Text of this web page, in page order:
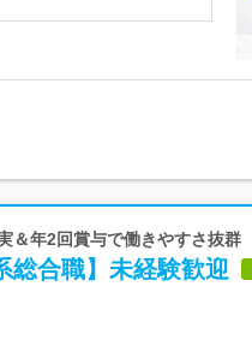
＆年2回賞与で働きやすさ抜群
総合職】未経験歓迎